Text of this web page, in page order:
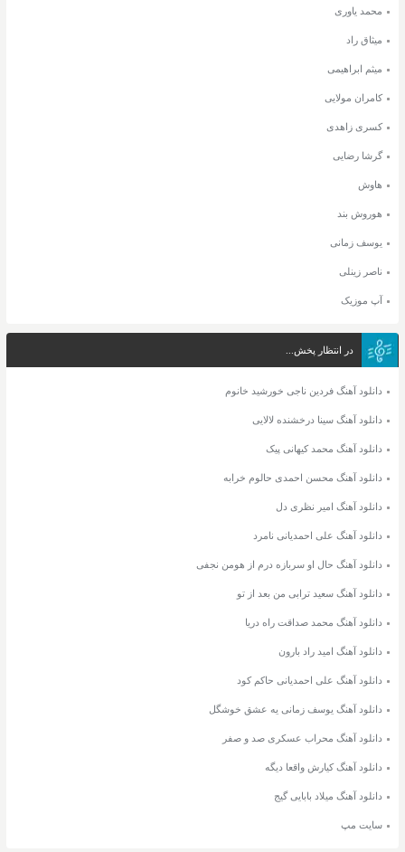
محمد یاوری
میثاق راد
میثم ابراهیمی
کامران مولایی
کسری زاهدی
گرشا رضایی
هاوش
هوروش بند
یوسف زمانی
ناصر زینلی
آپ موزیک
در انتظار پخش...
دانلود آهنگ فردین ناجی خورشید خانوم
دانلود آهنگ سینا درخشنده لالایی
دانلود آهنگ محمد کیهانی پیک
دانلود آهنگ محسن احمدی حالوم خرابه
دانلود آهنگ امیر نظری دل
دانلود آهنگ علی احمدیانی نامرد
دانلود آهنگ حال او سربازه درم از هومن نجفی
دانلود آهنگ سعید ترابی من بعد از تو
دانلود آهنگ محمد صداقت راه دریا
دانلود آهنگ امید راد بارون
دانلود آهنگ علی احمدیانی حاکم کود
دانلود آهنگ یوسف زمانی یه عشق خوشگل
دانلود آهنگ محراب عسکری صد و صفر
دانلود آهنگ کیارش واقعا دیگه
دانلود آهنگ میلاد بابایی گیج
سایت مپ